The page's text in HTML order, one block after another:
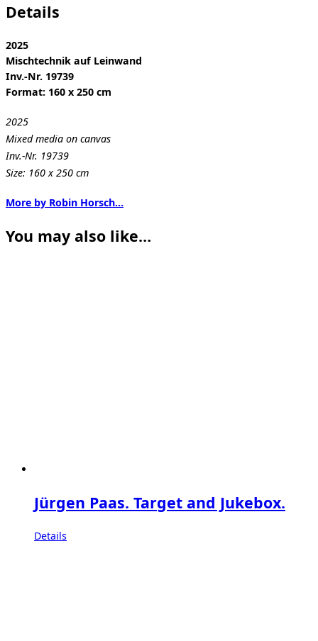
Details
2025
Mischtechnik auf Leinwand
Inv.-Nr. 19739
Format: 160 x 250 cm
2025
Mixed media on canvas
Inv.-Nr. 19739
Size: 160 x 250 cm
More by Robin Horsch…
You may also like…
Jürgen Paas. Target and Jukebox.
Details